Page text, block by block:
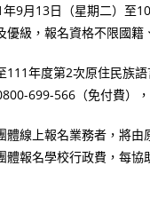
9月13日（星期二）至
級，報名資格不限國籍
111年度第2次原住民
699-566（免付費）
體線上報名業務者，將
體報名學校行政費，每